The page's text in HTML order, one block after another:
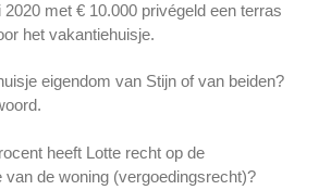
met € 10.000 privégeld een terras
het vakantiehuisje.
eigendom van Stijn of van beiden?
heeft Lotte recht op de
van de woning (vergoedingsrecht)?